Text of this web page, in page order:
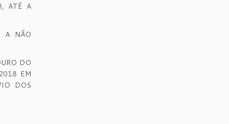
ATÉ A
A NÃO
DO
EM
DOS